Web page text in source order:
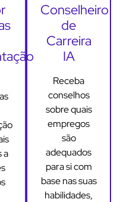
a
Conselheiro
de
Carreira
IA
Receba
conselhos
sobre quais
empregos
são
adequados
para si com
base nas suas
habilidades,